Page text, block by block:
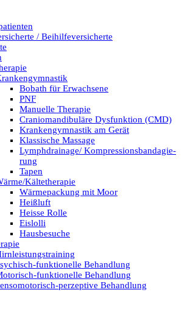
/ Beihilfeversicherte
Bobath für Erwachsene
PNF
Manu­el­le Therapie
Cra­nio­man­di­bu­lä­re Dys­funk­ti­on (CMD)
Kran­ken­gym­nas­tik am Gerät
Klas­si­sche Massage
Lymphdrainage/ Kom­pres­si­ons­ban­da­gie­
rung
Tapen
Kältetherapie
Wärme­pa­ckung mit Moor
Heiß­luft
Heis­se Rolle
Eis­lol­li
Haus­be­su­che
fun­k­­ti­o­­nel­­le Behandlung
fun­k­­ti­o­­nel­­le Behandlung
per­­ze­p­­ti­­ve Behandlung